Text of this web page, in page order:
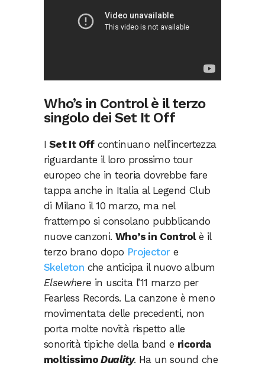
Who’s in Control è il terzo
singolo dei Set It Off
I Set It Offcontinuano nell’incertezza
riguardante il loro prossimo tour
europeo che in teoria dovrebbe fare
tappa anche in Italia al Legend Club
di Milano il 10 marzo, ma nel
frattempo si consolano pubblicando
nuove canzoni.Who’s in Control è il
terzo brano dopo Projectore
Skeleton che anticipa il nuovo album
Elsewhere in uscita l’11 marzo per
Fearless Records. La canzone è meno
movimentata delle precedenti, non
porta molte novità rispetto alle
sonorità tipiche della band e ricorda
moltissimoDuality. Ha un sound che